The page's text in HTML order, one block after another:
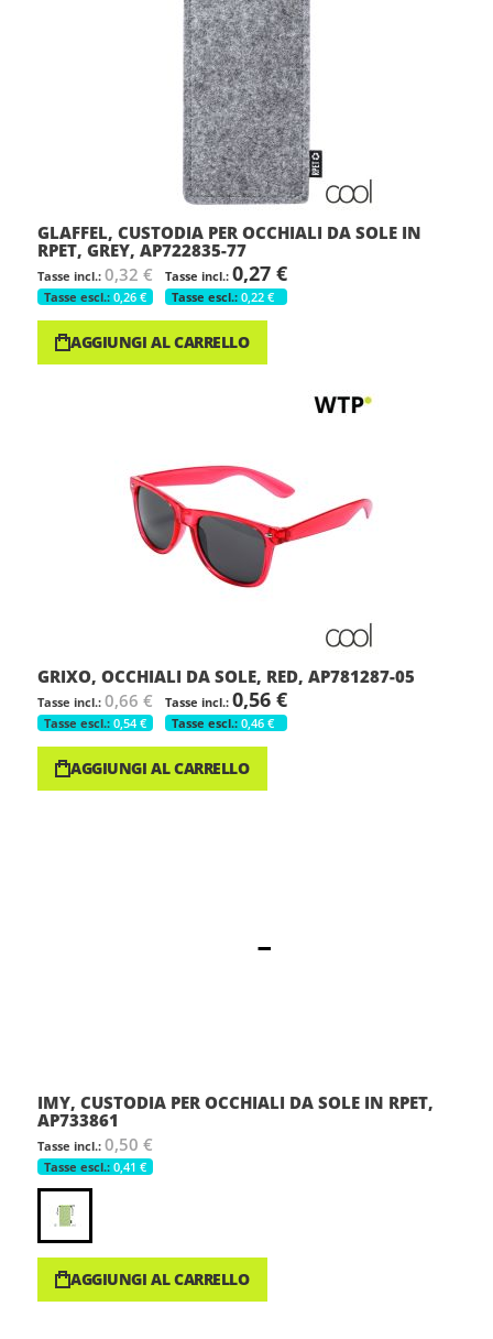
GLAFFEL, CUSTODIA PER OCCHIALI DA SOLE IN
RPET, GREY, AP722835-77
0,32 €
0,26 €
0,27 €
0,22 €
AGGIUNGI AL CARRELLO
GRIXO, OCCHIALI DA SOLE, RED, AP781287-05
0,66 €
0,54 €
0,56 €
0,46 €
AGGIUNGI AL CARRELLO
IMY, CUSTODIA PER OCCHIALI DA SOLE IN RPET,
AP733861
0,50 €
0,41 €
AGGIUNGI AL CARRELLO